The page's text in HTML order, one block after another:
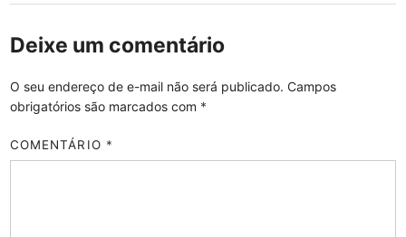
Deixe um comentário
O seu endereço de e-mail não será publicado. Campos
obrigatórios são marcados com *
COMENTÁRIO *